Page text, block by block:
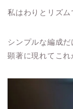
私はわりとリズム
シンプルな編成
顕著に現れてこれ